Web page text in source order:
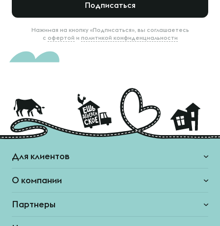
Подписаться
Нажимая на кнопку «Подписаться», вы соглашаетесь
с офертой и политикой конфиденциальности
Для клиентов
О компании
Партнеры